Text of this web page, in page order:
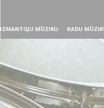
IZMANTOJU MŪZIKU RADU